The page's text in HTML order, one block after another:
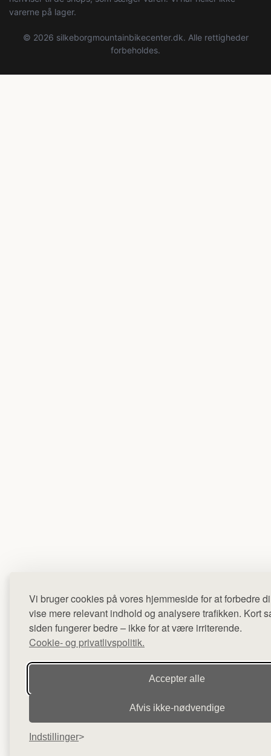
Vi bruger cookies på vores hjemmeside for at forbedre
vise mere relevant indhold og analysere trafikken. Kort
siden fungerer bedre – ikke for at være irriterende.
Cookie- og privatlivspolitik.
Accepter alle
Afvis ikke‑nødvendige
Indstillinger
varerne på lager.
© 2026 silkeborgmountainbikecenter.dk. Alle rettigheder
forbeholdes.